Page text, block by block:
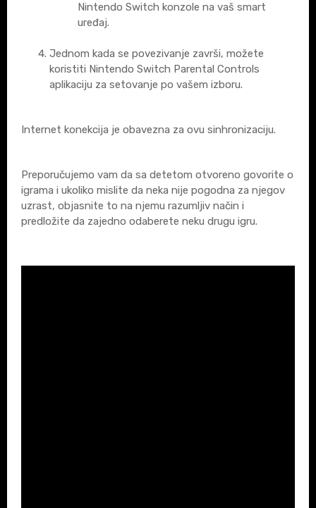
Nintendo Switch konzole na vaš smart
uređaj.
Jednom kada se povezivanje završi, možete
koristiti Nintendo Switch Parental Controls
aplikaciju za setovanje po vašem izboru.
Internet konekcija je obavezna za ovu sinhronizaciju.
Preporučujemo vam da sa detetom otvoreno govorite o
igrama i ukoliko mislite da neka nije pogodna za njegov
uzrast, objasnite to na njemu razumljiv način i
predložite da zajedno odaberete neku drugu igru.